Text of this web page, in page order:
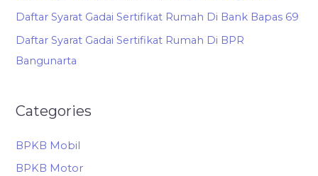
Daftar Syarat Gadai Sertifikat Rumah Di Bank Bapas 69
Daftar Syarat Gadai Sertifikat Rumah Di BPR
Bangunarta
Categories
BPKB Mobil
BPKB Motor